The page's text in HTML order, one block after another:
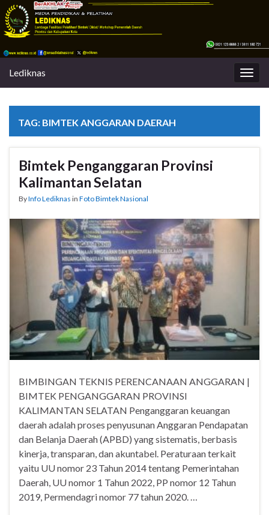
Lediknas
TAG: BIMTEK ANGGARAN DAERAH
Bimtek Penganggaran Provinsi
Kalimantan Selatan
ByInfo Lediknas in Foto Bimtek Nasional
BIMBINGAN TEKNIS PERENCANAAN ANGGARAN |
BIMTEK PENGANGGARAN PROVINSI
KALIMANTAN SELATAN Penganggaran keuangan
daerah adalah proses penyusunan Anggaran Pendapatan
dan Belanja Daerah (APBD) yang sistematis, berbasis
kinerja, transparan, dan akuntabel. Peraturaan terkait
yaitu UU nomor 23 Tahun 2014 tentang Pemerintahan
Daerah, UU nomor 1 Tahun 2022, PP nomor 12 Tahun
2019, Permendagri nomor 77 tahun 2020. …